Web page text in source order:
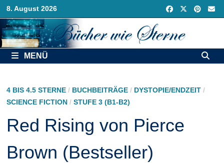
Zurück
zum
Inhalt
8. August 2026
MENÜ
4 BIS 4.5 STERNE/ BUCHBEITRÄGE/ DYSTOPIE/ENDZEIT/
SCIENCE FICTION/ STUFE 3 (B1-B2)
Red Rising von Pierce
Brown (Bestseller)